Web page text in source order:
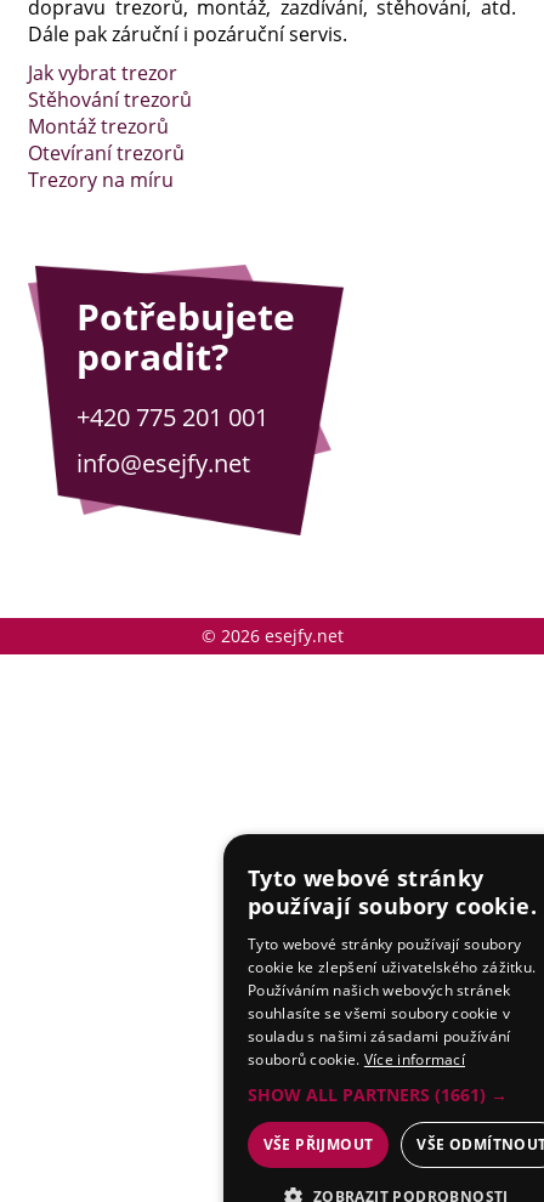
dopravu trezorů, montáž, zazdívání, stěhování, atd.
Dále pak záruční i pozáruční servis.
Jak vybrat trezor
Stěhování trezorů
Montáž trezorů
Otevíraní trezorů
Trezory na míru
Potřebujete
poradit?
+420 775 201 001
info@esejfy.net
© 2026 esejfy.net
Tyto webové stránky
používají soubory cookie.
Tyto webové stránky používají soubory
cookie ke zlepšení uživatelského zážitku.
Používáním našich webových stránek
souhlasíte se všemi soubory cookie v
souladu s našimi zásadami používání
souborů cookie. Více informací
SHOW ALL PARTNERS (1661) →
VŠE PŘIJMOUT VŠE
ZOBRAZIT PODROBNOSTI